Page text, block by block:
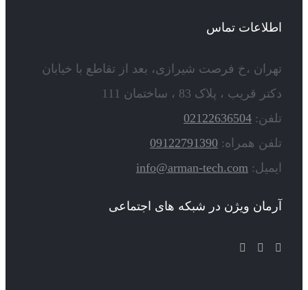
اطلاعات تماس
تهران ،خ فرصت شیرازی، بعد از تقاطع با خیابان
دکتر قریب ، پلاک 83 ، ساختمان 111
تلفن: 02122636504
تلفن همراه: 09122791390
ایمیل: info@arman-tech.com
آرمان ویژن در شبکه های اجتماعی